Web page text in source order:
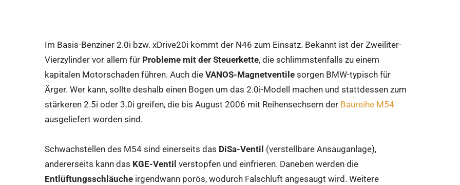
Im Basis-Benziner 2.0i bzw. xDrive20i kommt der N46 zum Einsatz. Bekannt ist der Zweiliter-
Vierzylinder vor allem für Probleme mit der Steuerkette, die schlimmstenfalls zu einem
kapitalen Motorschaden führen. Auch die VANOS-Magnetventile sorgen BMW-typisch für
Ärger. Wer kann, sollte deshalb einen Bogen um das 2.0i-Modell machen und stattdessen zum
stärkeren 2.5i oder 3.0i greifen, die bis August 2006 mit Reihensechsern der Baureihe M54
ausgeliefert worden sind.
Schwachstellen des M54 sind einerseits das DiSa-Ventil (verstellbare Ansauganlage),
andererseits kann das KGE-Ventil verstopfen und einfrieren. Daneben werden die
Entlüftungsschläuche irgendwann porös, wodurch Falschluft angesaugt wird. Weitere